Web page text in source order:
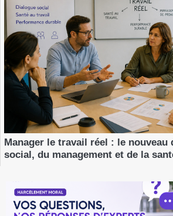
Manager le travail réel : le nouveau
social, du management et de la